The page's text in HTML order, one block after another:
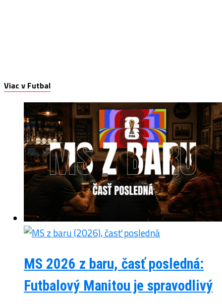
Viac v Futbal
MS 2026 z baru, časť posledná:
Futbalový Manitou je spravodlivý